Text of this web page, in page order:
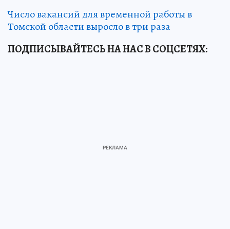
Число вакансий для временной работы в
Томской области выросло в три раза
ПОДПИСЫВАЙТЕСЬ НА НАС В СОЦСЕТЯХ: